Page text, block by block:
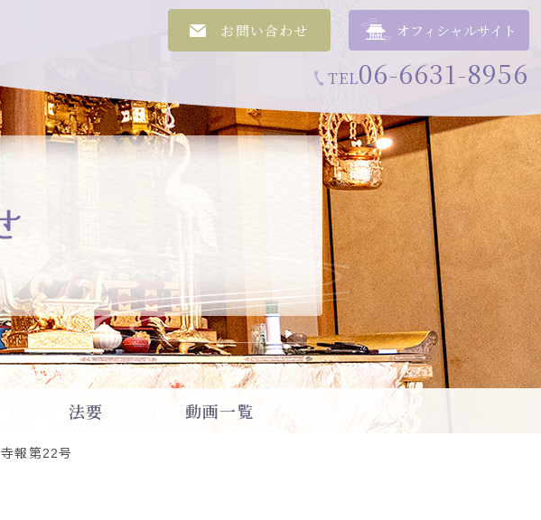
お問い合わせ オフィシャルサイト
TEL06-6631-8956
寺報第22号
法要 動画一覧